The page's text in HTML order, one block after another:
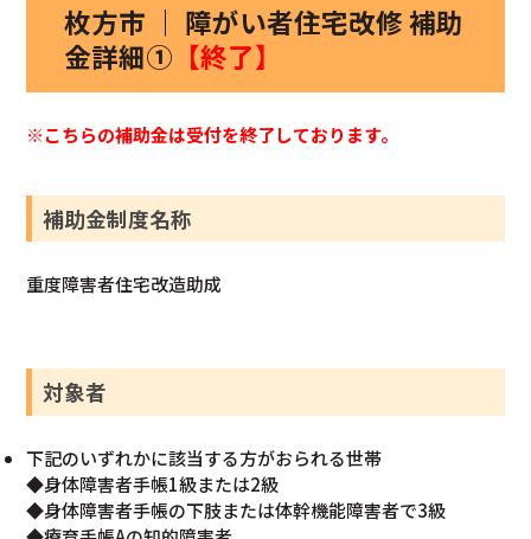
枚方市 ｜ 障がい者住宅改修 補助
金詳細① 【終了】
※こちらの補助金は受付を終了しております。
補助金制度名称
重度障害者住宅改造助成
対象者
下記のいずれかに該当する方がおられる世帯
◆身体障害者手帳1級または2級
◆身体障害者手帳の下肢または体幹機能障害者で3級